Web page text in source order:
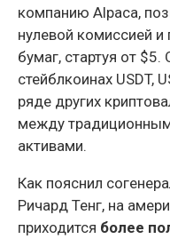
компанию Alpaca,
нулевой комиссией
бумаг, стартуя от
стейблкоинах USDT,
ряде других
между
активами.
Как пояснил
Ричард Тенг, на
приходится более